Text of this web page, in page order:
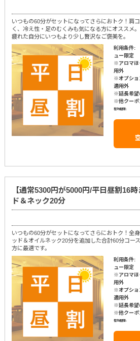
いつもの60分がセットになってさらにおトク！肩
く、冷え性・足のむくみも気になる方にオススメ。
疲れた自分にいつもより少し贅沢なご褒美を。
利用条件:
ュー限定
※アロマほ
用外
※オプショ
適用外
※延長希望
※他クーポ
有効期限:
【通常5300円が5000円/平日昼割16
ド＆ネック20分
いつもの60分がセットになってさらにおトク！全
ッド＆オイルネック20分を追加した合計60分コー
方に最適です。
利用条件:
ュー限定
※アロマほ
用外
※オプショ
適用外
※延長希望
※他クーポ
有効期限: